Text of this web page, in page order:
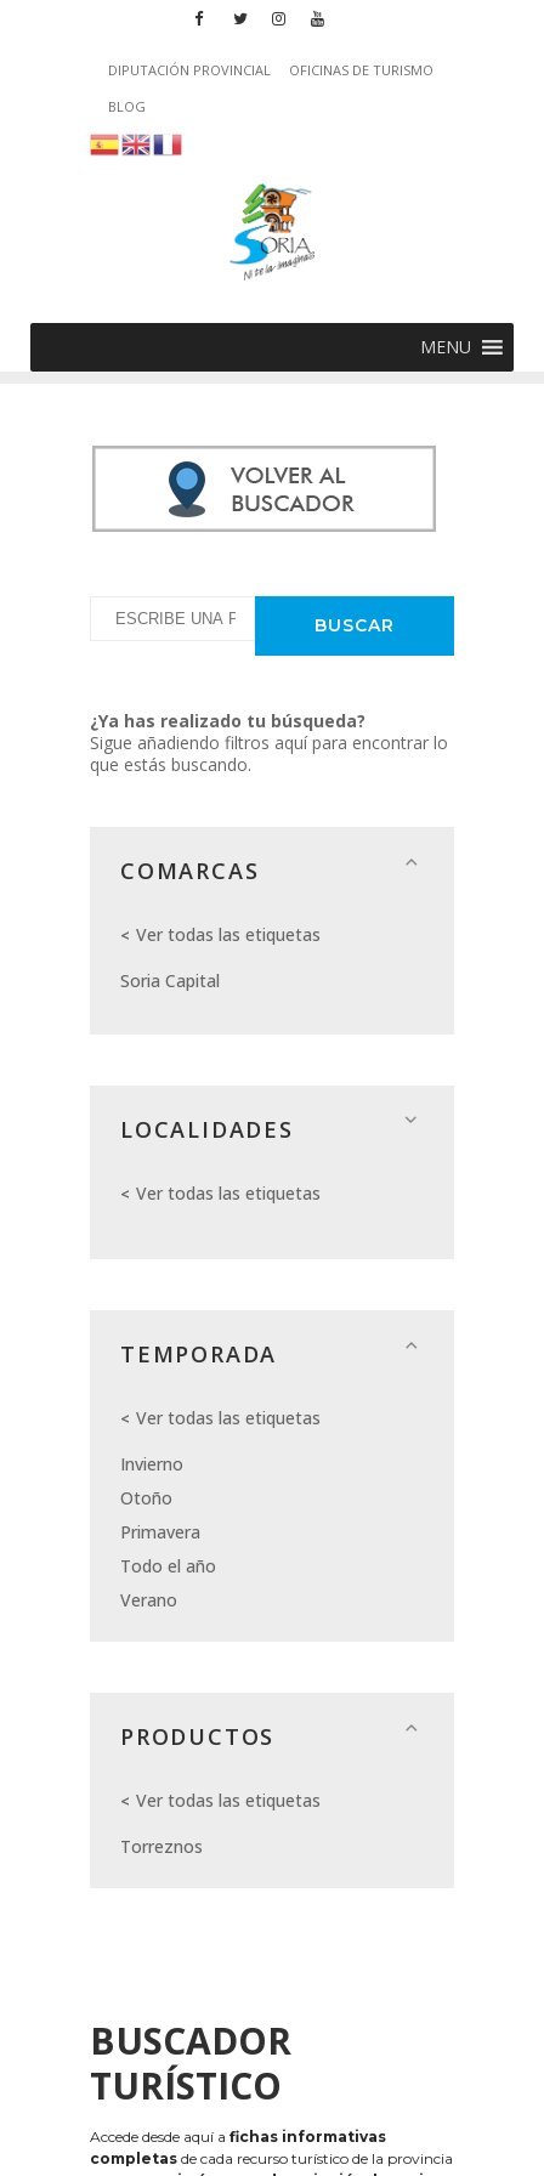
DIPUTACIÓN PROVINCIAL
OFICINAS DE TURISMO
BLOG
MENU
¿Ya has realizado tu búsqueda?
Sigue añadiendo filtros aquí para encontrar lo
que estás buscando.
COMARCAS
Ver todas las etiquetas
Soria Capital
LOCALIDADES
Ver todas las etiquetas
TEMPORADA
Ver todas las etiquetas
Invierno
Otoño
Primavera
Todo el año
Verano
PRODUCTOS
Ver todas las etiquetas
Torreznos
BUSCADOR
TURÍSTICO
Accede desde aquí a fichas informativas
completas de cada recurso turístico de la provincia